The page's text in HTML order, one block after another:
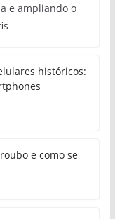
e ampliando o
históricos:
que fazer após